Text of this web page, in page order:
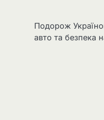
Подорож
авто та безпека